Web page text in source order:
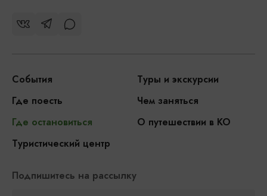
События
Туры и экскурсии
Где поесть
Чем заняться
Где остановиться
О путешествии в КО
Туристический центр
Подпишитесь на рассылку